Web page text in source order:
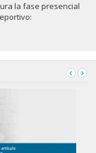
la fase presencial